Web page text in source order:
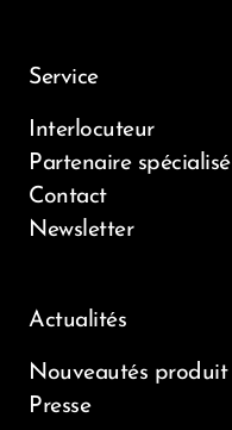
Service
Interlocuteur
Partenaire spécialisé
Contact
Newsletter
Actualités
Nouveautés produit
Presse